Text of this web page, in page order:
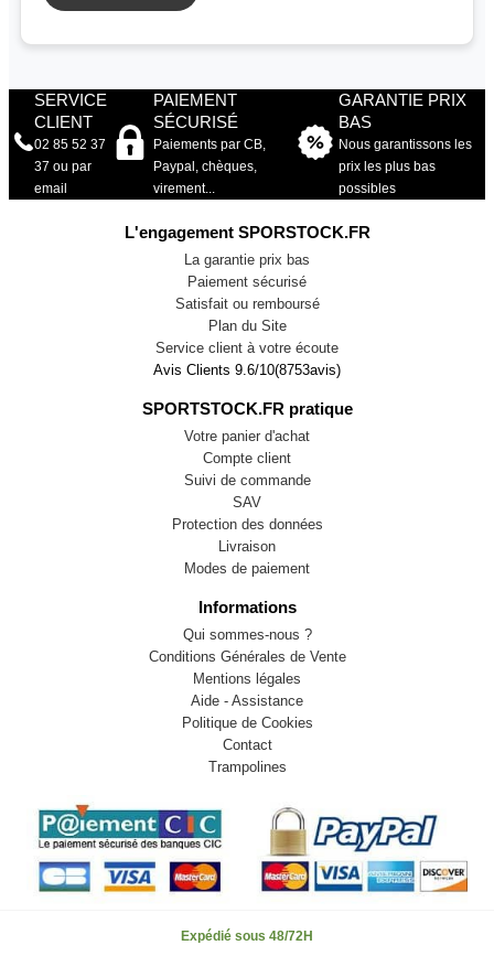
Expédié sous 48/72H
SERVICE
CLIENT
02 85 52 37
37 ou par
email
PAIEMENT
SÉCURISÉ
Paiements par CB,
Paypal, chèques,
virement...
GARANTIE PRIX
BAS
Nous garantissons les
prix les plus bas
possibles
L'engagement SPORSTOCK.FR
La garantie prix bas
Paiement sécurisé
Satisfait ou remboursé
Plan du Site
Service client à votre écoute
Avis Clients 9.6/10(8753avis)
SPORTSTOCK.FR pratique
Votre panier d'achat
Compte client
Suivi de commande
SAV
Protection des données
Livraison
Modes de paiement
Informations
Qui sommes-nous ?
Conditions Générales de Vente
Mentions légales
Aide - Assistance
Politique de Cookies
Contact
Trampolines